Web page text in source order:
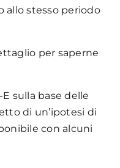
allo stesso periodo
per saperne
sulla base delle
di un’ipotesi di
con alcuni